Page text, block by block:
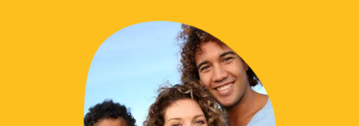
GEL DOUCHE COTON
plus longtemps !